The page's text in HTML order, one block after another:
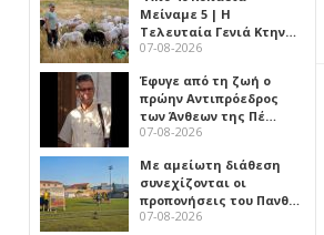
Μείναμε 5 | Η
Τελευταία Γενιά Κτην…
07-08-2026
Έφυγε από τη ζωή ο
πρώην Αντιπρόεδρος
των Άνθεων της Πέ…
07-08-2026
Με αμείωτη διάθεση
συνεχίζονται οι
προπονήσεις του Πανθ…
07-08-2026